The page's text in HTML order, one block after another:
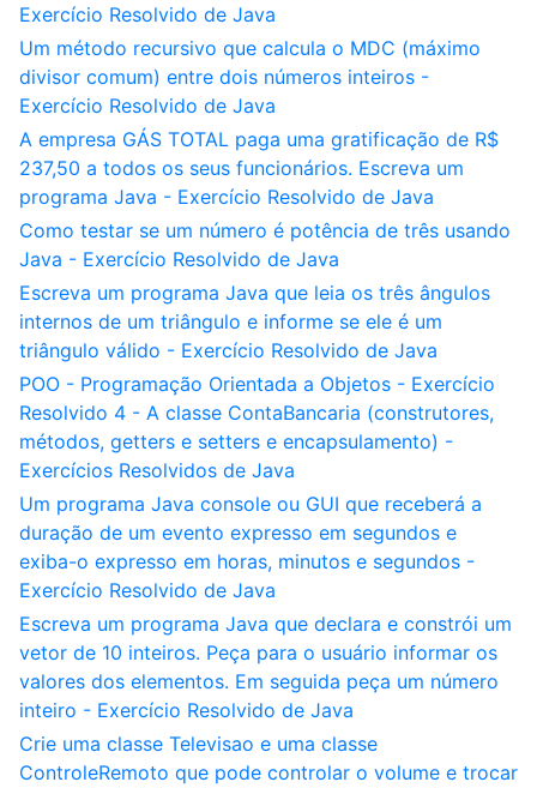
Exercício Resolvido de Java
Um método recursivo que calcula o MDC (máximo
divisor comum) entre dois números inteiros -
Exercício Resolvido de Java
A empresa GÁS TOTAL paga uma gratificação de R$
237,50 a todos os seus funcionários. Escreva um
programa Java - Exercício Resolvido de Java
Como testar se um número é potência de três usando
Java - Exercício Resolvido de Java
Escreva um programa Java que leia os três ângulos
internos de um triângulo e informe se ele é um
triângulo válido - Exercício Resolvido de Java
POO - Programação Orientada a Objetos - Exercício
Resolvido 4 - A classe ContaBancaria (construtores,
métodos, getters e setters e encapsulamento) -
Exercícios Resolvidos de Java
Um programa Java console ou GUI que receberá a
duração de um evento expresso em segundos e
exiba-o expresso em horas, minutos e segundos -
Exercício Resolvido de Java
Escreva um programa Java que declara e constrói um
vetor de 10 inteiros. Peça para o usuário informar os
valores dos elementos. Em seguida peça um número
inteiro - Exercício Resolvido de Java
Crie uma classe Televisao e uma classe
ControleRemoto que pode controlar o volume e trocar